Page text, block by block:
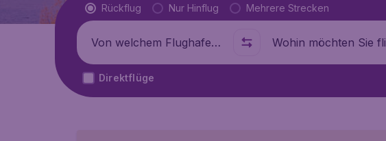
Flugtyp
Rückflug Nur Hinflug Mehrere Strecken
Abflug von Wohin
Direktflüge